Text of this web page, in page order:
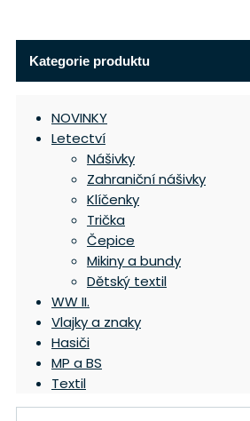
Kategorie produktu
NOVINKY
Letectví
Nášivky
Zahraniční nášivky
Klíčenky
Trička
Čepice
Mikiny a bundy
Dětský textil
WW II.
Vlajky a znaky
Hasiči
MP a BS
Textil